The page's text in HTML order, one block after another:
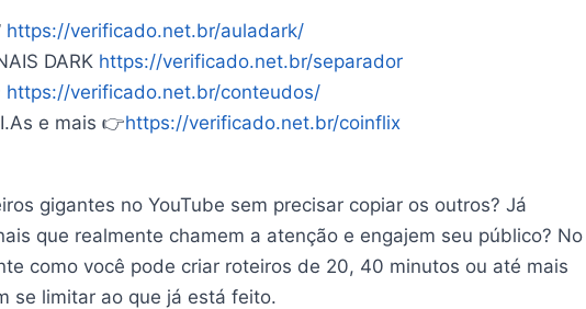
https://verificado.net.br/auladark/
DARK https://verificado.net.br/separador
https://verificado.net.br/conteudos/
e mais 👉https://verificado.net.br/coinflix
gigantes no YouTube sem precisar copiar os outros? Já
que realmente chamem a atenção e engajem seu público? No
como você pode criar roteiros de 20, 40 minutos ou até mais
se limitar ao que já está feito.